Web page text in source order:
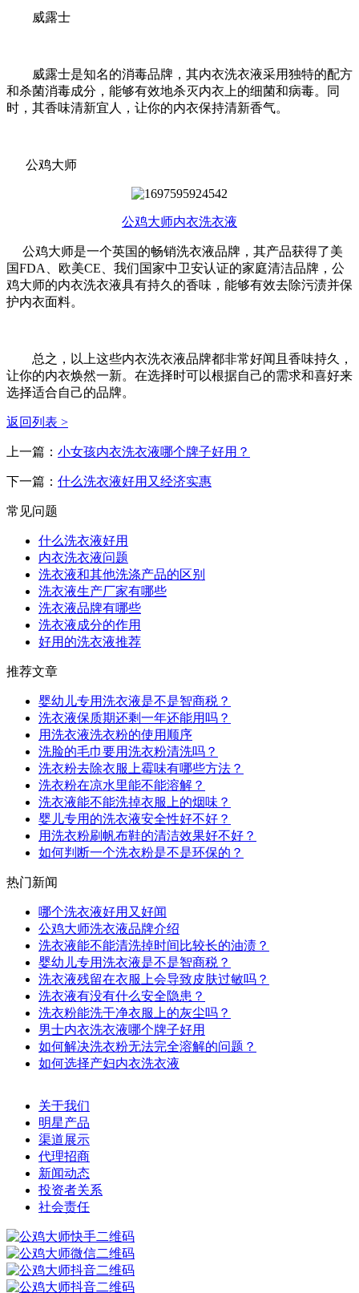
威露士
威露士是知名的消毒品牌，其内衣洗衣液采用独特的配方
和杀菌消毒成分，能够有效地杀灭内衣上的细菌和病毒。同
时，其香味清新宜人，让你的内衣保持清新香气。
公鸡大师
公鸡大师内衣洗衣液
公鸡大师是一个英国的畅销洗衣液品牌，其产品获得了美
国FDA、欧美CE、我们国家中卫安认证的家庭清洁品牌，公
鸡大师的内衣洗衣液具有持久的香味，能够有效去除污渍并保
护内衣面料。
总之，以上这些内衣洗衣液品牌都非常好闻且香味持久，
让你的内衣焕然一新。在选择时可以根据自己的需求和喜好来
选择适合自己的品牌。
返回列表 >
上一篇： 小女孩内衣洗衣液哪个牌子好用？
下一篇： 什么洗衣液好用又经济实惠
常见问题
什么洗衣液好用
内衣洗衣液问题
洗衣液和其他洗涤产品的区别
洗衣液生产厂家有哪些
洗衣液品牌有哪些
洗衣液成分的作用
好用的洗衣液推荐
推荐文章
婴幼儿专用洗衣液是不是智商税？
洗衣液保质期还剩一年还能用吗？
用洗衣液洗衣粉的使用顺序
洗脸的毛巾要用洗衣粉清洗吗？
洗衣粉去除衣服上霉味有哪些方法？
洗衣粉在凉水里能不能溶解？
洗衣液能不能洗掉衣服上的烟味？
婴儿专用的洗衣液安全性好不好？
用洗衣粉刷帆布鞋的清洁效果好不好？
如何判断一个洗衣粉是不是环保的？
热门新闻
哪个洗衣液好用又好闻
公鸡大师洗衣液品牌介绍
洗衣液能不能清洗掉时间比较长的油渍？
婴幼儿专用洗衣液是不是智商税？
洗衣液残留在衣服上会导致皮肤过敏吗？
洗衣液有没有什么安全隐患？
洗衣粉能洗干净衣服上的灰尘吗？
男士内衣洗衣液哪个牌子好用
如何解决洗衣粉无法完全溶解的问题？
如何选择产妇内衣洗衣液
关于我们
明星产品
渠道展示
代理招商
新闻动态
投资者关系
社会责任